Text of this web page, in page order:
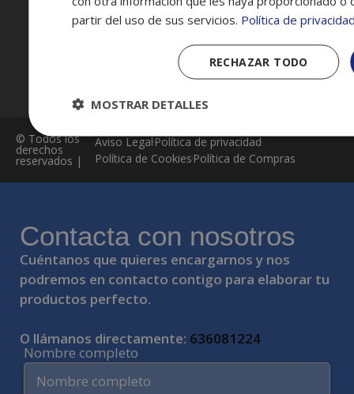
Contacto
© Todos los
derechos
reservados |
Aviso LegalPolítica de privacidad
Política de CookiesPolítica de Compras
Contacta con nosotros
Cuéntanos que quieres encargarnos y nos
podremos en contacto contigo para elaborar tu
productos perfecto.
O llámanos directamente: 636081224
Nombre completo
partir del uso de sus servicios. Política de
RECHAZAR TODO
MOSTRAR DETALLES